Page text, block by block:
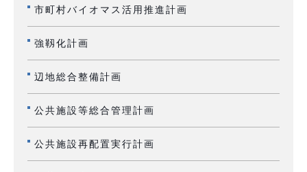
市町村バイオマス活用推進計画
強靱化計画
辺地総合整備計画
公共施設等総合管理計画
公共施設再配置実行計画